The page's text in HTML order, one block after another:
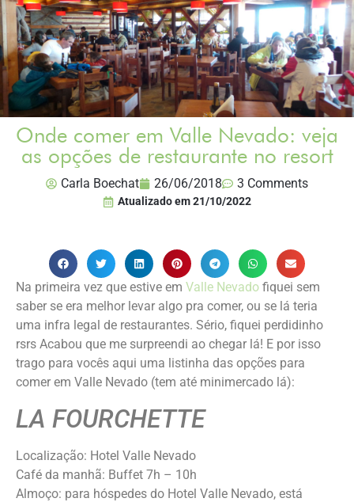
Onde comer em Valle Nevado: veja
as opções de restaurante no resort
Carla Boechat 26/06/2018 3 Comments
Atualizado em21/10/2022
Na primeira vez que estive em Valle Nevado fiquei sem
saber se era melhor levar algo pra comer, ou se lá teria
uma infra legal de restaurantes. Sério, fiquei perdidinho
rsrs Acabou que me surpreendi ao chegar lá! E por isso
trago para vocês aqui uma listinha das opções para
comer em Valle Nevado (tem até minimercado lá):
LA FOURCHETTE
Localização: Hotel Valle Nevado
Café da manhã: Buffet 7h – 10h
Almoço: para hóspedes do Hotel Valle Nevado, está